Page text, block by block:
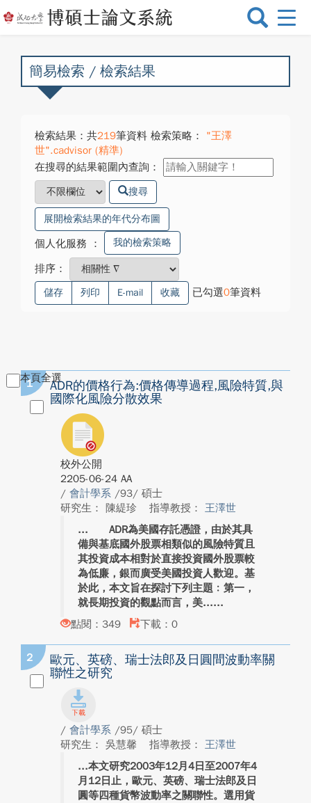
選
換
簡易檢索 / 檢索結果
檢索結果：共219筆資料 檢索策略：
"王澤
世".cadvisor (精準)
在搜尋的結果範圍內查詢：
搜尋
展開檢索結果的年代分布圖
個人化服務 ： 我的檢索策略
排序：
儲存 列印 E-mail 收藏 已勾選0筆資料
本頁全選
1
ADR的價格行為:價格傳導過程,風險特質,與
國際化風險分散效果
校外公開
2205-06-24 AA
/ 會計學系 /93/ 碩士
研究生： 陳緹珍
指導教授： 王澤世
ADR為美國存託憑證，由於其具
備與基底國外股票相類似的風險特質且
其投資成本相對於直接投資國外股票較
為低廉，銀而廣受美國投資人歡迎。基
於此，本文旨在探討下列主題﹕第一，
就長期投資的觀點而言，美...
點閱：349
下載：0
2
歐元、英磅、瑞士法郎及日圓間波動率關
聯性之研究
/ 會計學系 /95/ 碩士
研究生： 吳慧馨
指導教授： 王澤世
本文研究2003年12月4日至2007年4
月12日止，歐元、英磅、瑞士法郎及日
圓等四種貨幣波動率之關聯性。選用貨